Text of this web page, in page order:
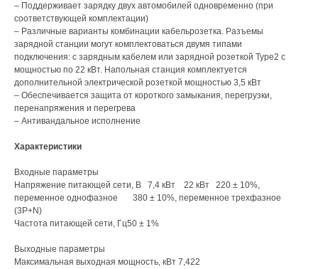
– Поддерживает зарядку двух автомобилей одновременно (при
соответствующей комплектации)
– Различные варианты комбинации кабельрозетка. Разъемы
зарядной станции могут комплектоваться двумя типами
подключения: с зарядным кабелем или зарядной розеткой Type2 с
мощностью по 22 кВт. Напольная станция комплектуется
дополнительной электрической розеткой мощностью 3,5 кВт
– Обеспечивается защита от короткого замыкания, перегрузки,
перенапряжения и перегрева
– Антивандальное исполнение
Характеристики
Входные параметры
Напряжение питающей сети, В 7,4 кВт 22 кВт 220 ± 10%,
переменное однофазное 380 ± 10%, переменное трехфазное
(3P+N)
Частота питающей сети, Гц50 ± 1%
Выходные параметры
Максимальная выходная мощность, кВт 7,422